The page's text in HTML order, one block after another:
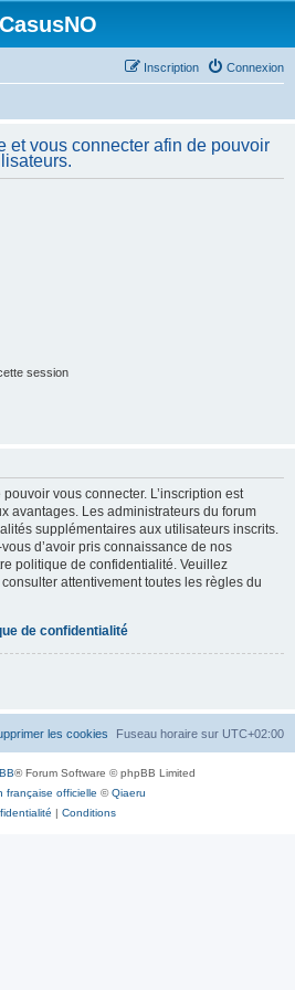
CasusNO
Connexion
Inscription
et vous connecter afin de pouvoir
session
vous connecter. L’inscription est
avantages. Les administrateurs du forum
supplémentaires aux utilisateurs inscrits.
d’avoir pris connaissance de nos
politique de confidentialité. Veuillez
attentivement toutes les règles du
de confidentialité
Fuseau horaire sur UTC+02:00
les cookies
® Forum Software © phpBB Limited
française officielle ©Qiaeru
| Conditions